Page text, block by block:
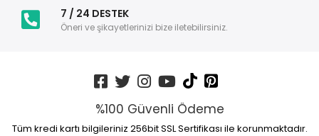
7 / 24 DESTEK
Öneri ve şikayetlerinizi bize iletebilirsiniz.
%100 Güvenli Ödeme
Tüm kredi kartı bilgileriniz 256bit SSL Sertifikası ile korunmaktadır.